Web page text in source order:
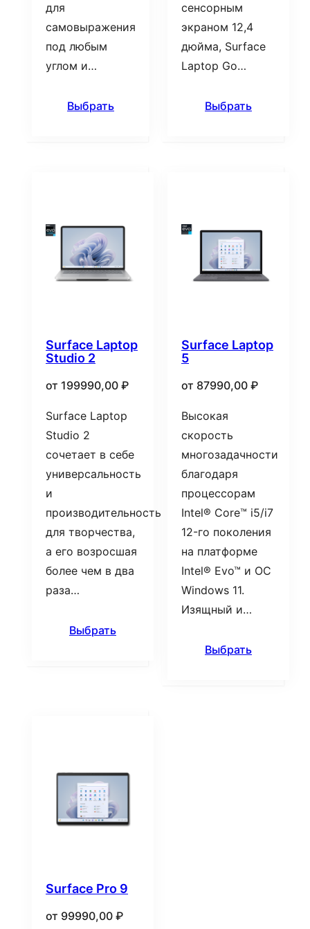
для
самовыражения
под любым
углом и…
Выбрать
сенсорным
экраном 12,4
дюйма, Surface
Laptop Go…
Выбрать
Surface Laptop
Studio 2
от 199990,00 ₽
Surface Laptop
Studio 2
сочетает в себе
универсальность
и
производительность
для творчества,
а его возросшая
более чем в два
раза…
Выбрать
Surface Laptop
5
от 87990,00 ₽
Высокая
скорость
многозадачности
благодаря
процессорам
Intel® Core™ i5/i7
12-го поколения
на платформе
Intel® Evo™ и ОС
Windows 11.
Изящный и…
Выбрать
Surface Pro 9
от 99990,00 ₽